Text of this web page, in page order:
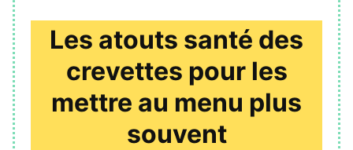
Les atouts santé des
crevettes pour les
mettre au menu plus
souvent